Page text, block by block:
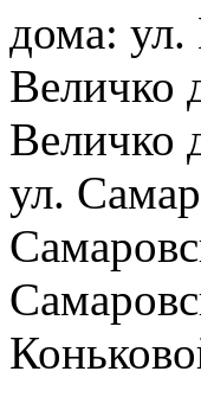
дома: ул.
Величко
Величко
ул.